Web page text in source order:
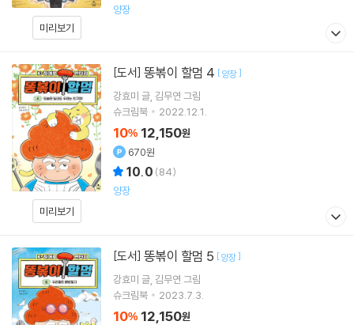
미리보기
양장
미리보기
[도서] 똥볶이 할멈 4 [양장]
강효미 글 김무연 그림
슈크림북
2022.12.1.
10% 12,150원
670원
10.0 (84)
양장
[도서] 똥볶이 할멈 5 [양장]
강효미 글 김무연 그림
슈크림북
2023.7.3.
10% 12,150원